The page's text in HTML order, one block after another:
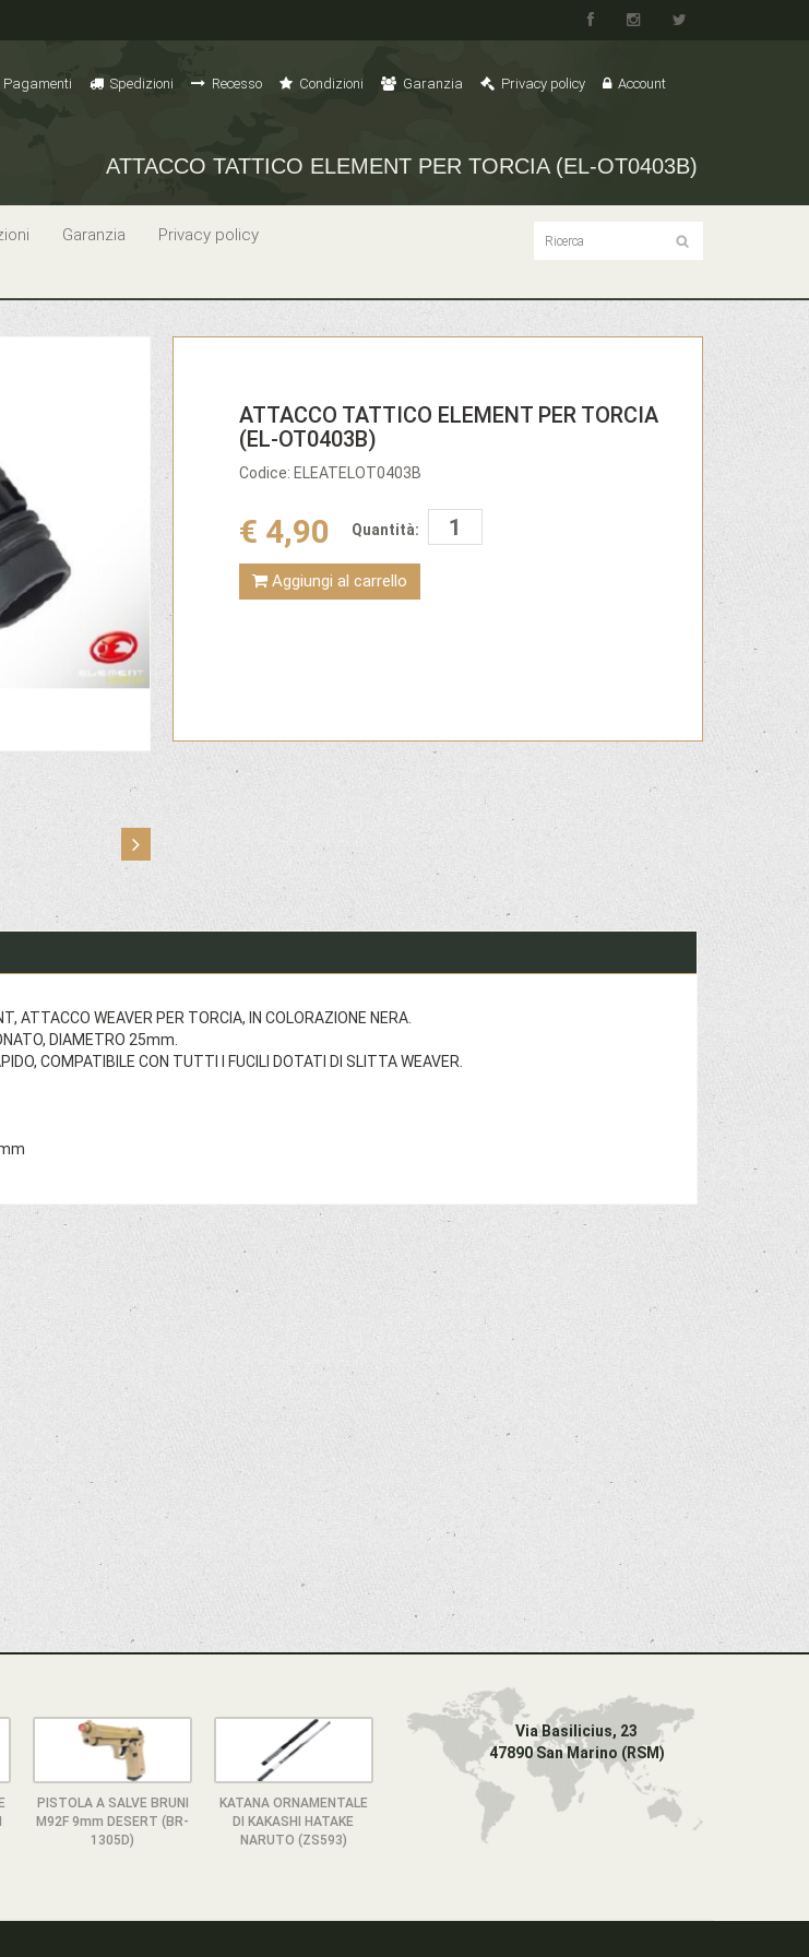
Pagamenti Spedizioni Recesso Condizioni Garanzia Privacy policy
Account
ATTACCO TATTICO ELEMENT PER TORCIA (EL-OT0403B)
Garanzia
Privacy policy
ATTACCO TATTICO ELEMENT PER TORCIA
(EL-OT0403B)
Codice: ELEATELOT0403B
€ 4,90 Quantità:
Aggiungi al carrello
ATTACCO WEAVER PER TORCIA, IN COLORAZIONE NERA.
DIAMETRO 25mm.
COMPATIBILE CON TUTTI I FUCILI DOTATI DI SLITTA WEAVER.
PISTOLA A SALVE BRUNI
M92F 9mm DESERT (BR-
1305D)
KATANA ORNAMENTALE
DI KAKASHI HATAKE
NARUTO (ZS593)
Via Basilicius, 23
47890 San Marino (RSM)